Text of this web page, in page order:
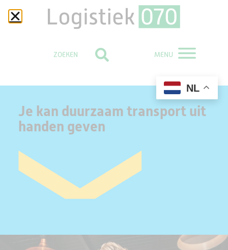
MENU
Je kan duurzaam transport uit
handen geven
NL